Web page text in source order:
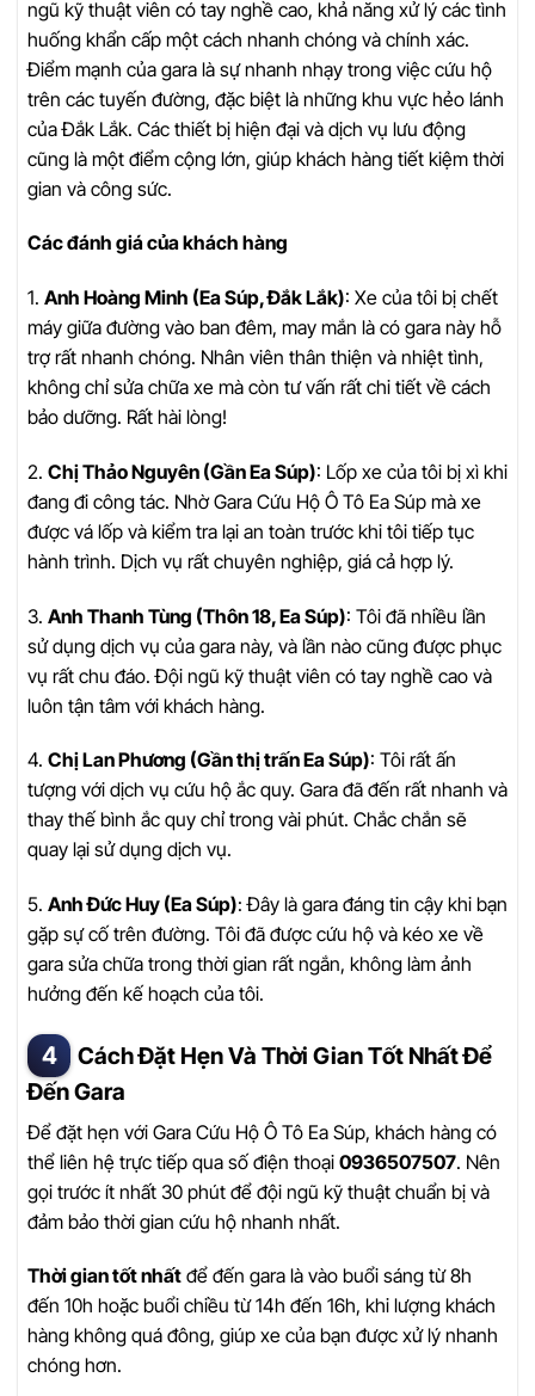
ngũ kỹ thuật viên có tay nghề cao, khả năng xử lý các tình
huống khẩn cấp một cách nhanh chóng và chính xác.
Điểm mạnh của gara là sự nhanh nhạy trong việc cứu hộ
trên các tuyến đường, đặc biệt là những khu vực hẻo lánh
của Đắk Lắk. Các thiết bị hiện đại và dịch vụ lưu động
cũng là một điểm cộng lớn, giúp khách hàng tiết kiệm thời
gian và công sức.
Các đánh giá của khách hàng
1. Anh Hoàng Minh (Ea Súp, Đắk Lắk): Xe của tôi bị chết
máy giữa đường vào ban đêm, may mắn là có gara này hỗ
trợ rất nhanh chóng. Nhân viên thân thiện và nhiệt tình,
không chỉ sửa chữa xe mà còn tư vấn rất chi tiết về cách
bảo dưỡng. Rất hài lòng!
2. Chị Thảo Nguyên (Gần Ea Súp): Lốp xe của tôi bị xì khi
đang đi công tác. Nhờ Gara Cứu Hộ Ô Tô Ea Súp mà xe
được vá lốp và kiểm tra lại an toàn trước khi tôi tiếp tục
hành trình. Dịch vụ rất chuyên nghiệp, giá cả hợp lý.
3. Anh Thanh Tùng (Thôn 18, Ea Súp): Tôi đã nhiều lần
sử dụng dịch vụ của gara này, và lần nào cũng được phục
vụ rất chu đáo. Đội ngũ kỹ thuật viên có tay nghề cao và
luôn tận tâm với khách hàng.
4. Chị Lan Phương (Gần thị trấn Ea Súp): Tôi rất ấn
tượng với dịch vụ cứu hộ ắc quy. Gara đã đến rất nhanh và
thay thế bình ắc quy chỉ trong vài phút. Chắc chắn sẽ
quay lại sử dụng dịch vụ.
5. Anh Đức Huy (Ea Súp): Đây là gara đáng tin cậy khi bạn
gặp sự cố trên đường. Tôi đã được cứu hộ và kéo xe về
gara sửa chữa trong thời gian rất ngắn, không làm ảnh
hưởng đến kế hoạch của tôi.
Cách Đặt Hẹn Và Thời Gian Tốt Nhất Để
Đến Gara
Để đặt hẹn với Gara Cứu Hộ Ô Tô Ea Súp, khách hàng có
thể liên hệ trực tiếp qua số điện thoại 0936507507. Nên
gọi trước ít nhất 30 phút để đội ngũ kỹ thuật chuẩn bị và
đảm bảo thời gian cứu hộ nhanh nhất.
Thời gian tốt nhất để đến gara là vào buổi sáng từ 8h
đến 10h hoặc buổi chiều từ 14h đến 16h, khi lượng khách
hàng không quá đông, giúp xe của bạn được xử lý nhanh
chóng hơn.